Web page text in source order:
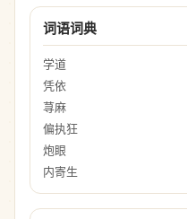
词语词典
学道
凭依
荨麻
偏执狂
炮眼
内寄生